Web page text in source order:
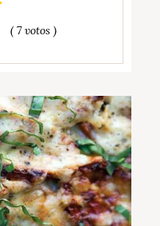
( 7 votos )